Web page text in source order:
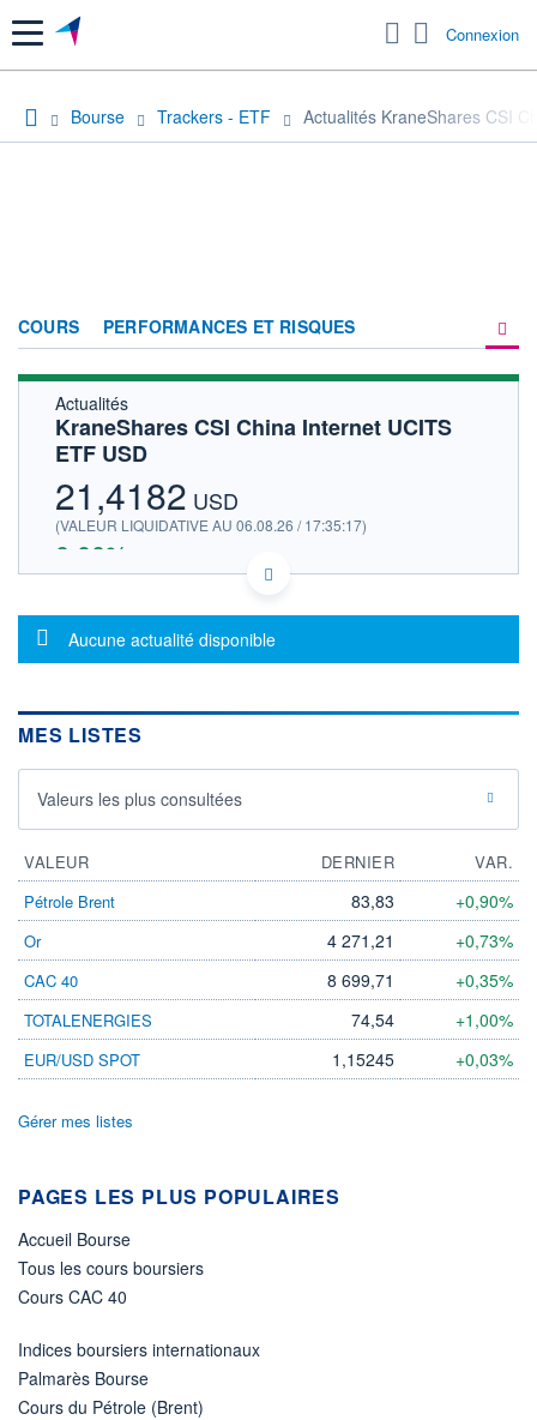
Menu Connexion
Bourse Trackers - ETF Actualités KraneShares CSI
COURS PERFORMANCES ET RISQUES
HISTORIQUE
Actualités
KraneShares CSI China Internet UCITS
ETF USD
21,4182 USD
(VALEUR LIQUIDATIVE AU 06.08.26 / 17:35:17)
0,00%
18,5867 EUR
IE00BFXR7892 - Krane Funds Advisors LLC
EURONEXT AMSTERDAM DONNÉES TEMPS DIFFÉRÉ
Politique d'exécution
THE CSI OVERSEAS CHI
CATÉGORIE MORNINGSTAR
Actions Secteur
Technologies
OUVERTURE
0,0000
CLÔTURE VEILLE
21,4182
+ HAUT
VOLUME
LIMITE À LA
BAISSE
LIMITE À LA
HAUSSE
ÉLIGIBILITÉ
Boursobank
RISQUE DU FONDS (SRI)
6/7
Message d'information
Aucune actualité disponible
MES LISTES
Valeurs les plus consultées
VALEUR DERNIER
VAR.
Pétrole Brent
83,83 +0,90%
Or 4 271,21 +0,73%
CAC 40 8 699,71 +0,35%
TOTALENERGIES 74,54 +1,00%
EUR/USD SPOT 1,15245 +0,03%
Gérer mes listes
PAGES LES PLUS POPULAIRES
Accueil Bourse
Tous les cours boursiers
Cours CAC 40
Indices boursiers internationaux
Palmarès Bourse
Cours du Pétrole (Brent)